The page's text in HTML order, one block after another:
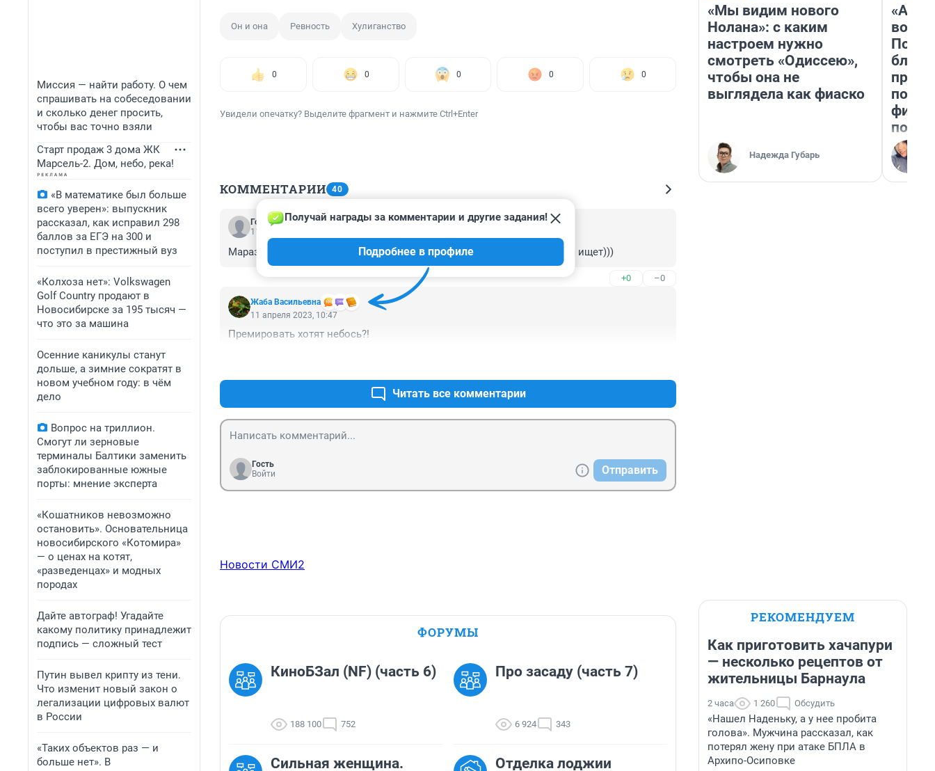
Миссия — найти работу. О чем
спрашивать на собеседовании
и сколько денег просить,
чтобы вас точно взяли
Старт продаж 3 дома ЖК
Марсель-2. Дом, небо, река!
«В математике был больше
всего уверен»: выпускник
рассказал, как исправил 298
баллов за ЕГЭ на 300 и
поступил в престижный вуз
«Колхоза нет»: Volkswagen
Golf Сountry продают в
Новосибирске за 195 тысяч —
что это за машина
Осенние каникулы станут
дольше, а зимние сократят в
новом учебном году: в чём
дело
Вопрос на триллион.
Смогут ли зерновые
терминалы Балтики заменить
заблокированные южные
порты: мнение эксперта
«Кошатников невозможно
остановить». Основательница
новосибирского «Котомира»
— о ценах на котят,
«разведенцах» и модных
породах
Дайте автограф! Угадайте
какому политику принадлежит
подпись — сложный тест
Путин вывел крипту из тени.
Что изменит новый закон о
легализации цифровых валют
в России
«Таких объектов раз — и
больше нет». В
Он и она Ревность Хулиганство
0 0 0 0 0
Увидели опечатку? Выделите фрагмент и нажмите Ctrl+Enter
КОММЕНТАРИИ 40
Гость
11 апреля 2023, 11:51
Маразм какой-то!!! Жильцы и их знают, и где живут знают, а полиция ищет)))
+0 –0
Жаба Васильевна
Получай награды за комментарии и другие задания!
Подробнее в профиле
11 апреля 2023, 10:47
Премировать хотят небось?!
Читать все комментарии
Гость
Войти
Отправить
Новости СМИ2
ФОРУМЫ
КиноБЗал (NF) (часть 6)
188 100 752
Про засаду (часть 7)
6 924 343
Сильная женщина. Отделка лоджии
«Мы видим нового
Нолана»: с каким
настроем нужно
смотреть «Одиссею»,
чтобы она не
выглядела как фиаско
Надежда Губарь
вот
РЕКОМЕНДУЕМ
Как приготовить хачапури
— несколько рецептов от
жительницы Барнаула
2 часа 1 260 Обсудить
«Нашел Наденьку, а у нее пробита
голова». Мужчина рассказал, как
потерял жену при атаке БПЛА в
Архипо-Осиповке